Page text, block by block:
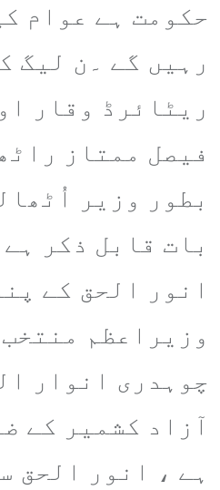
حکومت ہے عوام
رہیں گے ۔ن لیگ
ریٹائرڈ وقار
فیصل ممتاز
بطور وزیر
بات قابل ذکر
انور الحق کے
وزیراعظم
چوہدری انوار
آزاد کشمیر کے